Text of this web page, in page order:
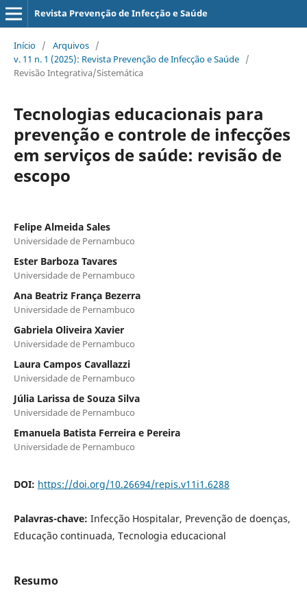
Revista Prevenção de Infecção e Saúde
Início / Arquivos /
v. 11 n. 1 (2025): Revista Prevenção de Infecção e Saúde /
Revisão Integrativa/Sistemática
Tecnologias educacionais para
prevenção e controle de infecções
em serviços de saúde: revisão de
escopo
Felipe Almeida Sales
Universidade de Pernambuco
Ester Barboza Tavares
Universidade de Pernambuco
Ana Beatriz França Bezerra
Universidade de Pernambuco
Gabriela Oliveira Xavier
Universidade de Pernambuco
Laura Campos Cavallazzi
Universidade de Pernambuco
Júlia Larissa de Souza Silva
Universidade de Pernambuco
Emanuela Batista Ferreira e Pereira
Universidade de Pernambuco
DOI: https://doi.org/10.26694/repis.v11i1.6288
Palavras-chave: Infecção Hospitalar, Prevenção de doenças,
Educação continuada, Tecnologia educacional
Resumo